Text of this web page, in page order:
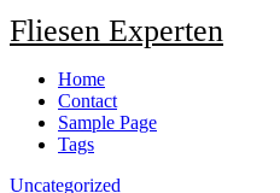
Fliesen Experten
Home
Contact
Sample Page
Tags
Uncategorized